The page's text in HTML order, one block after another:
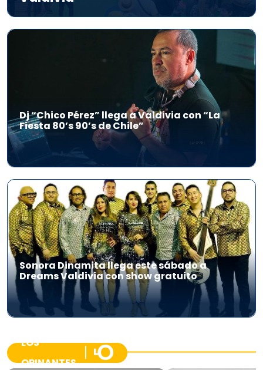
Dj “Chico Pérez” llega a Valdivia con “La
Fiesta 80’s 90’s de Chile”
Sonora Dinamita llega este sábado a
Dreams Valdivia con show gratuito
LOS
OPINANTES